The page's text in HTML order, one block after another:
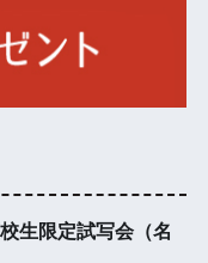
生限定試写会（名